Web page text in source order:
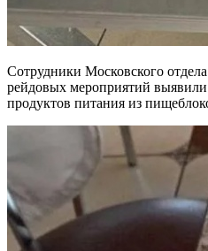
Сотрудники Московского
рейдовых мероприятий
продуктов питания из